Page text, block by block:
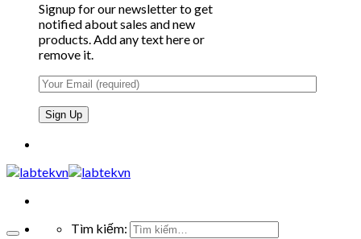
Signup for our newsletter to get
notified about sales and new
products. Add any text here or
remove it.
Tìm kiếm: